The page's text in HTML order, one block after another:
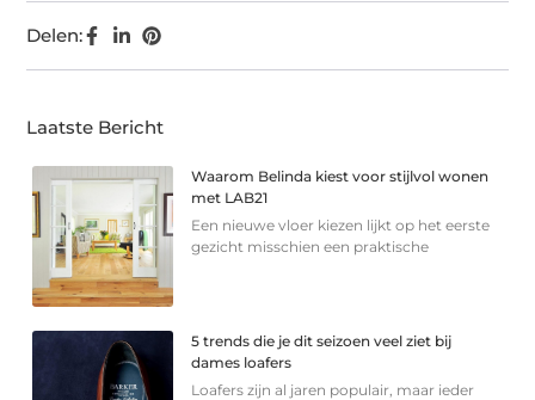
Delen:
Laatste Bericht
Waarom Belinda kiest voor stijlvol wonen
met LAB21
Een nieuwe vloer kiezen lijkt op het eerste
gezicht misschien een praktische
5 trends die je dit seizoen veel ziet bij
dames loafers
Loafers zijn al jaren populair, maar ieder